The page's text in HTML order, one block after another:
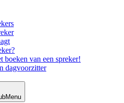
boeken van een spreker!
dagvoorzitter